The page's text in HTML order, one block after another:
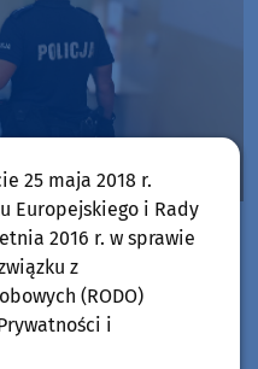
meble z trzeciego
1200 porcji
25 maja 2018 r.
Europejskiego i Rady
2016 r. w sprawie
z
(RODO)
i